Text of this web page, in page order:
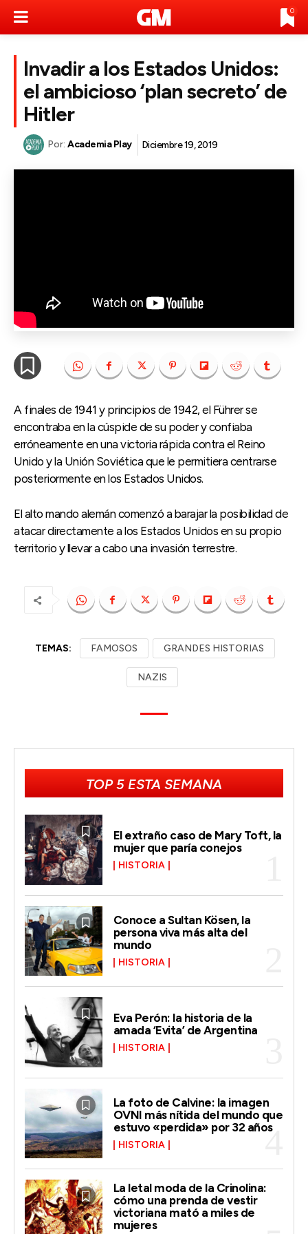
0
Invadir a los Estados Unidos:
el ambicioso ‘plan secreto’ de
Hitler
Por: Academia Play Diciembre 19, 2019
A finales de 1941 y principios de 1942, el Führer se
encontraba en la cúspide de su poder y confiaba
erróneamente en una victoria rápida contra el Reino
Unido y la Unión Soviética que le permitiera centrarse
posteriormente en los Estados Unidos.
El alto mando alemán comenzó a barajar la posibilidad de
atacar directamente a los Estados Unidos en su propio
territorio y llevar a cabo una invasión terrestre.
TEMAS: FAMOSOS GRANDES HISTORIAS
NAZIS
TOP 5 ESTA SEMANA
El extraño caso de Mary Toft, la
mujer que paría conejos
HISTORIA
Conoce a Sultan Kösen, la
persona viva más alta del
mundo
HISTORIA
Eva Perón: la historia de la
amada ‘Evita’ de Argentina
HISTORIA
La foto de Calvine: la imagen
OVNI más nítida del mundo que
estuvo «perdida» por 32 años
HISTORIA
La letal moda de la Crinolina:
cómo una prenda de vestir
victoriana mató a miles de
mujeres